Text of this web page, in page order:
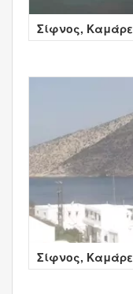
Σίφνος,
Σίφνος,